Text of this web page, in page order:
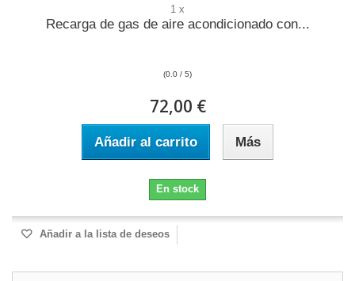
1 x
Recarga de gas de aire acondicionado con...
(0.0 / 5)
72,00 €
Añadir al carrito Más
En stock
Añadir a la lista de deseos